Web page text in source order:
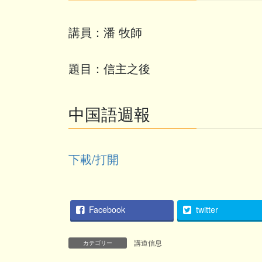
講員：潘 牧師
題目：信主之後
中国語週報
下載/打開
Facebook twitter
カテゴリー 講道信息